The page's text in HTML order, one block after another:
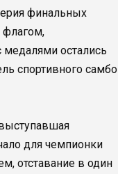
финальных
флагом,
остались
спортивного самбо
для чемпионки
отставание в один